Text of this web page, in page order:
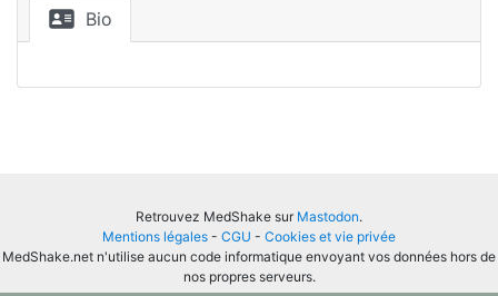
Bio
Retrouvez MedShake sur Mastodon.
Mentions légales - CGU - Cookies et vie privée
MedShake.net n'utilise aucun code informatique envoyant vos données hors de
nos propres serveurs.